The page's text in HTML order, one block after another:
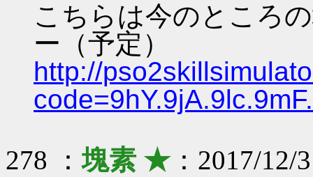
こちらは今のところ
ー（予定）
http://
278 ：塊素 ★：2017/12/